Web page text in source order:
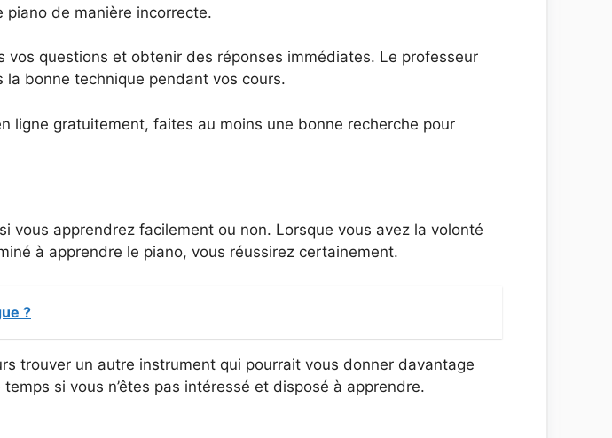
piano de manière incorrecte.
questions et obtenir des réponses immédiates. Le professeur
bonne technique pendant vos cours.
ligne gratuitement, faites au moins une bonne recherche pour
vous apprendrez facilement ou non. Lorsque vous avez la volonté
à apprendre le piano, vous réussirez certainement.
?
trouver un autre instrument qui pourrait vous donner davantage
si vous n’êtes pas intéressé et disposé à apprendre.